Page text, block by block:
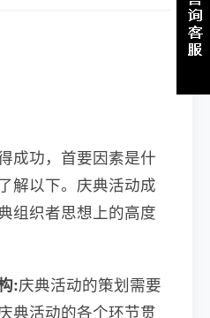
成功，首要因素是什
解以下。庆典活动成
组织者思想上的高度
:庆典活动的策划需要
典活动的各个环节贯